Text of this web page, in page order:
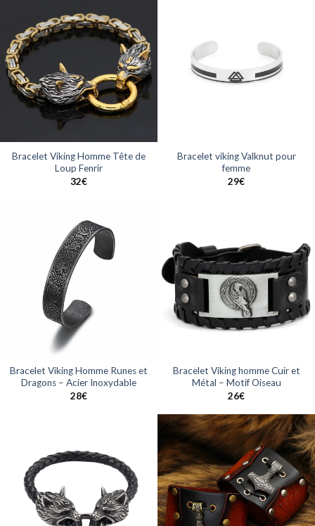
Bracelet Viking Homme Tête de
Loup Fenrir
32€
Bracelet viking Valknut pour
femme
29€
Bracelet Viking Homme Runes et
Dragons – Acier Inoxydable
28€
Bracelet Viking homme Cuir et
Métal – Motif Oiseau
26€